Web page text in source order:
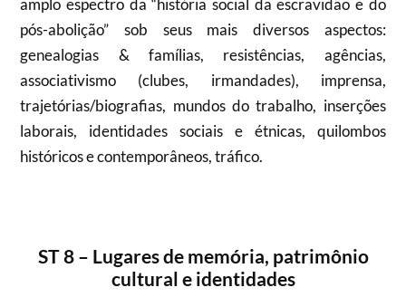
amplo espectro da “história social da escravidão e do
pós-abolição” sob seus mais diversos aspectos:
genealogias & famílias, resistências, agências,
associativismo (clubes, irmandades), imprensa,
trajetórias/biografias, mundos do trabalho, inserções
laborais, identidades sociais e étnicas, quilombos
históricos e contemporâneos, tráfico.
ST 8 – Lugares de memória, patrimônio
cultural e identidades